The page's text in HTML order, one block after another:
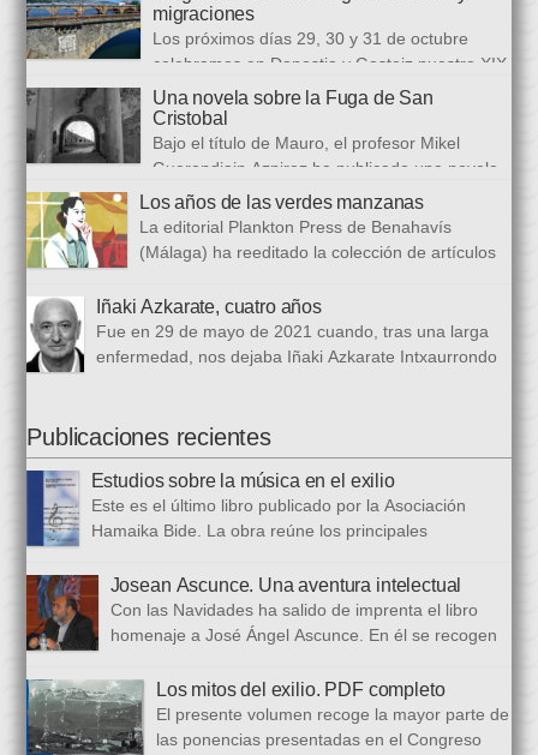
se inició en 2024 con Cariño, soy un iai@flauta, continuó en
2025 con Los abrazos aplazados y finalizará con Las
ausencias que heredamos, directamente ligada […]
migraciones
Los próximos días 29, 30 y 31 de octubre
celebramos en Donostia y Gasteiz nuestro XIX
congreso internacional, con especialistas de muy diversas
universidades y procedencias. En esta ocasión se trata de
establecer paralelismos entre los fugitivos de la Guerra Civil
española y estos otros hombres y mujeres que arriban a
nuestro país desde territorios […]
Una novela sobre la Fuga de San
Cristobal
Bajo el título de Mauro, el profesor Mikel
Guerendiain Azpiroz ha publicado una novela
histórica en castellano en la que ficciona los sucesos de la
tristemente fuga del fuerte de San Cristobal, en el monte
Ezkaba, una de las mayores evasiones carcelarias de Europa,
que se convirtió en un auténtico baño de sangre: 206
republicanos […]
Los años de las verdes manzanas
La editorial Plankton Press de Benahavís
(Málaga) ha reeditado la colección de artículos
de las verdes manzanas” Cecilia García de Guilarte publicó del
1 de marzo al 24 de octubre de 1968, en el periódico franquista
La Voz de España. Esta colección, dieciséis artículos, había
sido parcialmente […]
Iñaki Azkarate, cuatro años
Fue en 29 de mayo de 2021 cuando, tras una larga
enfermedad, nos dejaba Iñaki Azkarate Intxaurrondo
desde sus mismos inicios. Entre nosotros dejó el recuerdo de
una persona trabajadora y comprometida, que huía de
protagonismos y cargos oficiales. Sus aficiones […]
Publicaciones recientes
Estudios sobre la música en el exilio
Este es el último libro publicado por la Asociación
Hamaika Bide. La obra reúne los principales
celebrado en 2023. Bajo ese epígrafe se han recogido un total
de dieciséis ponencias. El libro se ha estructurado en tres
bloques. En el primero se analizan aspectos generales del arte
popular […]
Josean Ascunce. Una aventura intelectual
Con las Navidades ha salido de imprenta el libro
homenaje a José Ángel Ascunce. En él se recogen
desde diferentes perspectivas, incluyendo una detallada
biografía, bibliografía y una recopilación fotográfica. Los
coordinadores han sido Carmen Gil Fombellida y José Ramón
Los mitos del exilio. PDF completo
El presente volumen recoge la mayor parte de
las ponencias presentadas en el Congreso